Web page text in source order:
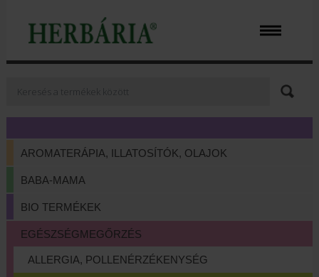
AROMATERÁPIA, ILLATOSÍTÓK, OLAJOK
BABA-MAMA
BIO TERMÉKEK
EGÉSZSÉGMEGŐRZÉS
ALLERGIA, POLLENÉRZÉKENYSÉG